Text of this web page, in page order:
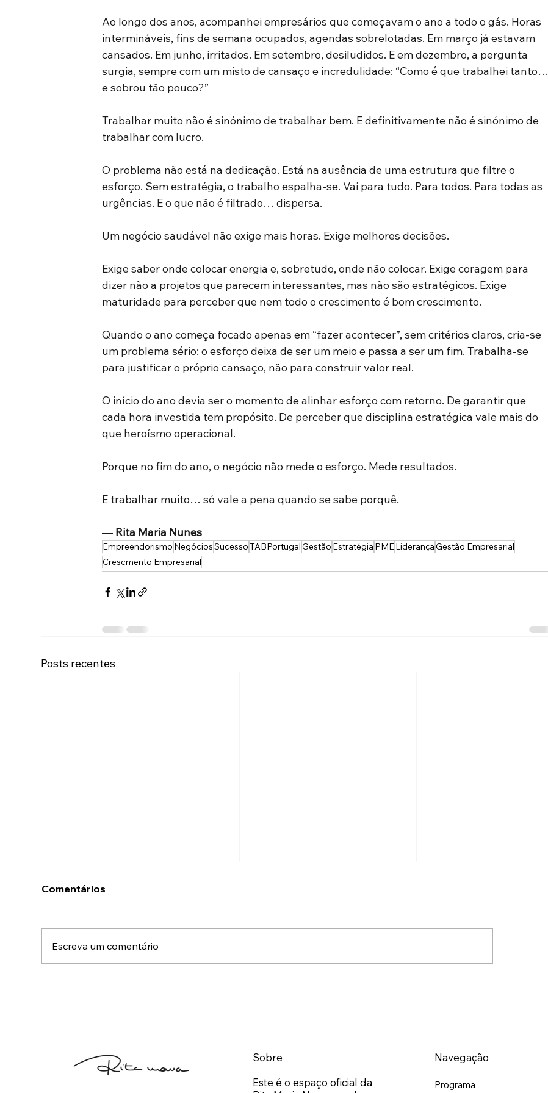
Ao longo dos anos, acompanhei empresários que começavam o ano a todo o gás. Horas
intermináveis, fins de semana ocupados, agendas sobrelotadas. Em março já estavam
cansados. Em junho, irritados. Em setembro, desiludidos. E em dezembro, a pergunta
surgia, sempre com um misto de cansaço e incredulidade: “Como é que trabalhei tanto…
e sobrou tão pouco?”
Trabalhar muito não é sinónimo de trabalhar bem. E definitivamente não é sinónimo de
trabalhar com lucro.
O problema não está na dedicação. Está na ausência de uma estrutura que filtre o
esforço. Sem estratégia, o trabalho espalha-se. Vai para tudo. Para todos. Para todas as
urgências. E o que não é filtrado… dispersa.
Um negócio saudável não exige mais horas. Exige melhores decisões.
Exige saber onde colocar energia e, sobretudo, onde não colocar. Exige coragem para
dizer não a projetos que parecem interessantes, mas não são estratégicos. Exige
maturidade para perceber que nem todo o crescimento é bom crescimento.
Quando o ano começa focado apenas em “fazer acontecer”, sem critérios claros, cria-se
um problema sério: o esforço deixa de ser um meio e passa a ser um fim. Trabalha-se
para justificar o próprio cansaço, não para construir valor real.
O início do ano devia ser o momento de alinhar esforço com retorno. De garantir que
cada hora investida tem propósito. De perceber que disciplina estratégica vale mais do
que heroísmo operacional.
Porque no fim do ano, o negócio não mede o esforço. Mede resultados.
E trabalhar muito… só vale a pena quando se sabe porquê.
— Rita Maria Nunes
Empreendorismo NegóciosSucessoTABPortugalGestão Estratégia PMELiderançaGestão Empresarial
Crescmento Empresarial
Posts recentes
Comentários
Escreva um comentário
Sobre
Este é o espaço oficial da
Navegação
Programa